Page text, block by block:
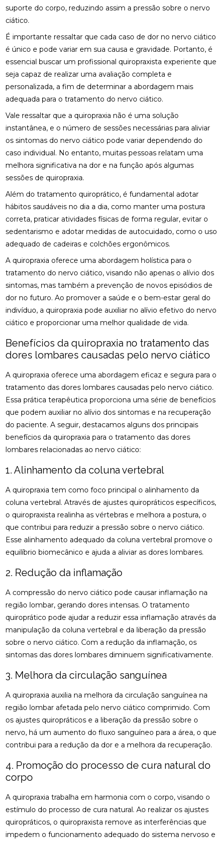
suporte do corpo, reduzindo assim a pressão sobre o nervo
ciático.
É importante ressaltar que cada caso de dor no nervo ciático
é único e pode variar em sua causa e gravidade. Portanto, é
essencial buscar um profissional quiropraxista experiente que
seja capaz de realizar uma avaliação completa e
personalizada, a fim de determinar a abordagem mais
adequada para o tratamento do nervo ciático.
Vale ressaltar que a quiropraxia não é uma solução
instantânea, e o número de sessões necessárias para aliviar
os sintomas do nervo ciático pode variar dependendo do
caso individual. No entanto, muitas pessoas relatam uma
melhora significativa na dor e na função após algumas
sessões de quiropraxia.
Além do tratamento quiroprático, é fundamental adotar
hábitos saudáveis no dia a dia, como manter uma postura
correta, praticar atividades físicas de forma regular, evitar o
sedentarismo e adotar medidas de autocuidado, como o uso
adequado de cadeiras e colchões ergonômicos.
A quiropraxia oferece uma abordagem holística para o
tratamento do nervo ciático, visando não apenas o alívio dos
sintomas, mas também a prevenção de novos episódios de
dor no futuro. Ao promover a saúde e o bem-estar geral do
indivíduo, a quiropraxia pode auxiliar no alívio efetivo do nervo
ciático e proporcionar uma melhor qualidade de vida.
Benefícios da quiropraxia no tratamento das
dores lombares causadas pelo nervo ciático
A quiropraxia oferece uma abordagem eficaz e segura para o
tratamento das dores lombares causadas pelo nervo ciático.
Essa prática terapêutica proporciona uma série de benefícios
que podem auxiliar no alívio dos sintomas e na recuperação
do paciente. A seguir, destacamos alguns dos principais
benefícios da quiropraxia para o tratamento das dores
lombares relacionadas ao nervo ciático:
1. Alinhamento da coluna vertebral
A quiropraxia tem como foco principal o alinhamento da
coluna vertebral. Através de ajustes quiropráticos específicos,
o quiropraxista realinha as vértebras e melhora a postura, o
que contribui para reduzir a pressão sobre o nervo ciático.
Esse alinhamento adequado da coluna vertebral promove o
equilíbrio biomecânico e ajuda a aliviar as dores lombares.
2. Redução da inflamação
A compressão do nervo ciático pode causar inflamação na
região lombar, gerando dores intensas. O tratamento
quiroprático pode ajudar a reduzir essa inflamação através da
manipulação da coluna vertebral e da liberação da pressão
sobre o nervo ciático. Com a redução da inflamação, os
sintomas das dores lombares diminuem significativamente.
3. Melhora da circulação sanguínea
A quiropraxia auxilia na melhora da circulação sanguínea na
região lombar afetada pelo nervo ciático comprimido. Com
os ajustes quiropráticos e a liberação da pressão sobre o
nervo, há um aumento do fluxo sanguíneo para a área, o que
contribui para a redução da dor e a melhora da recuperação.
4. Promoção do processo de cura natural do
corpo
A quiropraxia trabalha em harmonia com o corpo, visando o
estímulo do processo de cura natural. Ao realizar os ajustes
quiropráticos, o quiropraxista remove as interferências que
impedem o funcionamento adequado do sistema nervoso e
BENEFÍCIOS DA OSTEOPATIA PARA A COLUNA
BENEFÍCIOS DA PALMILA ORTOPÉDICA PARA
SAÚDE
BENEFÍCIOS DA PALMILHA PARA JOANETE QUE
VOCÊ PRECISA CONHECER
BENEFÍCIOS DA QUIROPRAXIA CERVICAL PARA SUA
SAÚDE
BENEFÍCIOS DA QUIROPRAXIA CERVICAL PARA SUA
SAÚDE: GUIA COMPLETO
BENEFÍCIOS DA QUIROPRAXIA CERVICAL: UM GUIA
BENEFÍCIOS DA QUIROPRAXIA EM NITERÓI
BENEFÍCIOS DA QUIROPRAXIA NA FISIOTERAPIA
BENEFÍCIOS DA QUIROPRAXIA PARA A SAÚDE
BENEFÍCIOS DA QUIROPRAXIA PARA ALIVIAR O
NERVO CIÁTICO
COMO FUNCIONA
BENEFÍCIOS DA QUIROPRAXIA PARA O NERVO
CIÁTICO
BENEFÍCIOS DA QUIROPRAXIA PARA SUA SAÚDE
BENEFÍCIOS DAS PALMILHAS PARA JOANETE
MELHOR PARA SUAS NECESSIDADES
CLÍNICA DE QUIROPRAXIA PERTO DE MIM:
ENCONTRE ALÍVIO E BEM-ESTAR NA SUA REGIÃO
CLÍNICA DE QUIROPRAXIA PERTO DE MIM:
ENCONTRE ALÍVIO E BEM-ESTAR PELA REGIÃO
CLÍNICA DE QUIROPRAXIA PERTO DE MIM:
LOCALIZE ALÍVIO E BEM-ESTAR NA SUA REGIÃO
CLÍNICA DE QUIROPRAXIA PERTO DE MIM: TUDO
COMO A ACUPUNTURA PODE ALIVIAR A
ENXAQUECA DE FORMA EFICAZ
COMO A ACUPUNTURA PODE ALIVIAR A
ENXAQUECA E MELHORAR SUA QUALIDADE DE
VIDA
COMO A ACUPUNTURA PODE ALIVIAR A
ENXAQUECA NATURALMENTE
COMO A CONSULTA COM UM ACUPUNTURISTA
PODE TRANSFORMAR SUA SAÚDE
COMO A FISIOTERAPIA PODE AJUDAR NA
REABILITAÇÃO DO LABIRINTO
COMO A FISIOTERAPIA RESPIRATÓRIA DOMICILIAR
PODE MELHORAR SUA QUALIDADE DE VIDA
COMO A OSTEOPATIA PARA COLUNA PODE
MELHORAR SUA SAÚDE
COMO A OSTEOPATIA PARA COLUNA PODE
TRANSFORMAR SUA SAÚDE